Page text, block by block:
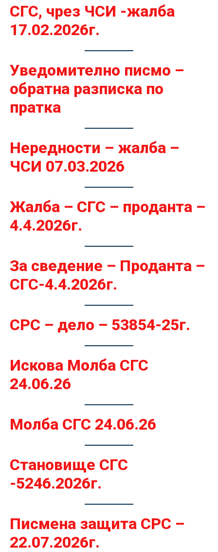
СГС, чрез ЧСИ -жалба
17.02.2026г.
Уведомително писмо –
обратна разписка по
пратка
Нередности – жалба –
ЧСИ 07.03.2026
Жалба – СГС – проданта –
4.4.2026г.
За сведение – Проданта –
СГС-4.4.2026г.
СРС – дело – 53854-25г.
Искова Молба СГС
24.06.26
Молба СГС 24.06.26
Становище СГС
-5246.2026г.
Писмена защита СРС –
22.07.2026г.